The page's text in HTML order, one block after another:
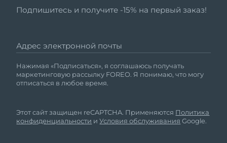
Подпишитесь и получите -15% на первый заказ!
Адрес электронной почты
Нажимая «Подписаться», я соглашаюсь получать
маркетинговую рассылку FOREO. Я понимаю, что могу
отписаться в любое время.
Этот сайт защищен reCAPTCHA. Применяются Политика
конфиденциальности иУсловия обслуживания Google.